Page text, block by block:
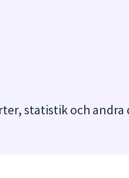
statistik och andra